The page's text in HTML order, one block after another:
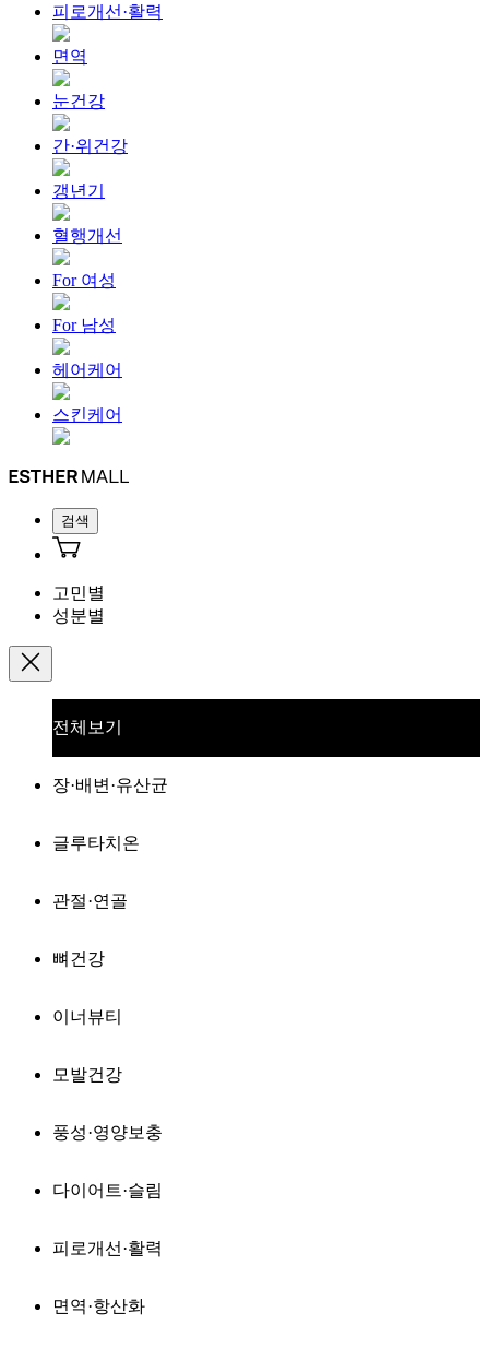
피로개선·활력
면역
눈건강
간·위건강
갱년기
혈행개선
For 여성
For 남성
헤어케어
스킨케어
검색
고민별
성분별
전체보기
장·배변·유산균
글루타치온
관절·연골
뼈건강
이너뷰티
모발건강
풍성·영양보충
다이어트·슬림
피로개선·활력
면역·항산화